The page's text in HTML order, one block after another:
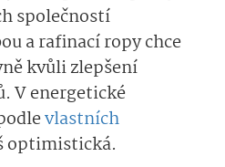
společností
a rafinací ropy chce
kvůli zlepšení
V energetické
vlastních
optimistická.